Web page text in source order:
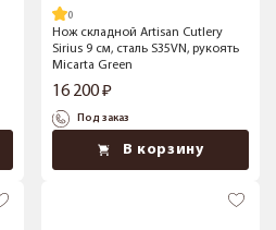
Нож складной Artisan Cutlery
Sirius 9 см, сталь S35VN, рукоять
Micarta Green
16 200
Под заказ
В корзину